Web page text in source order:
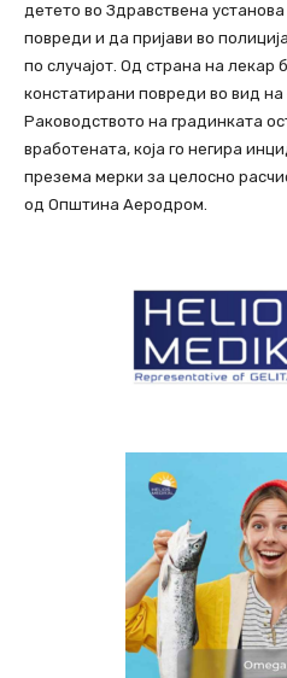
детето во Здравствена
повреди и да пријави во
по случајот. Од страна на
констатирани повреди во вид
Раководството на градинката
вработената, која го негира
презема мерки за целосно
од Општина Аеродром.